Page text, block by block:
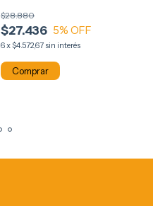
$27.436
$28.880
5% OFF
6x$4.572,67 sin interés
Comprar